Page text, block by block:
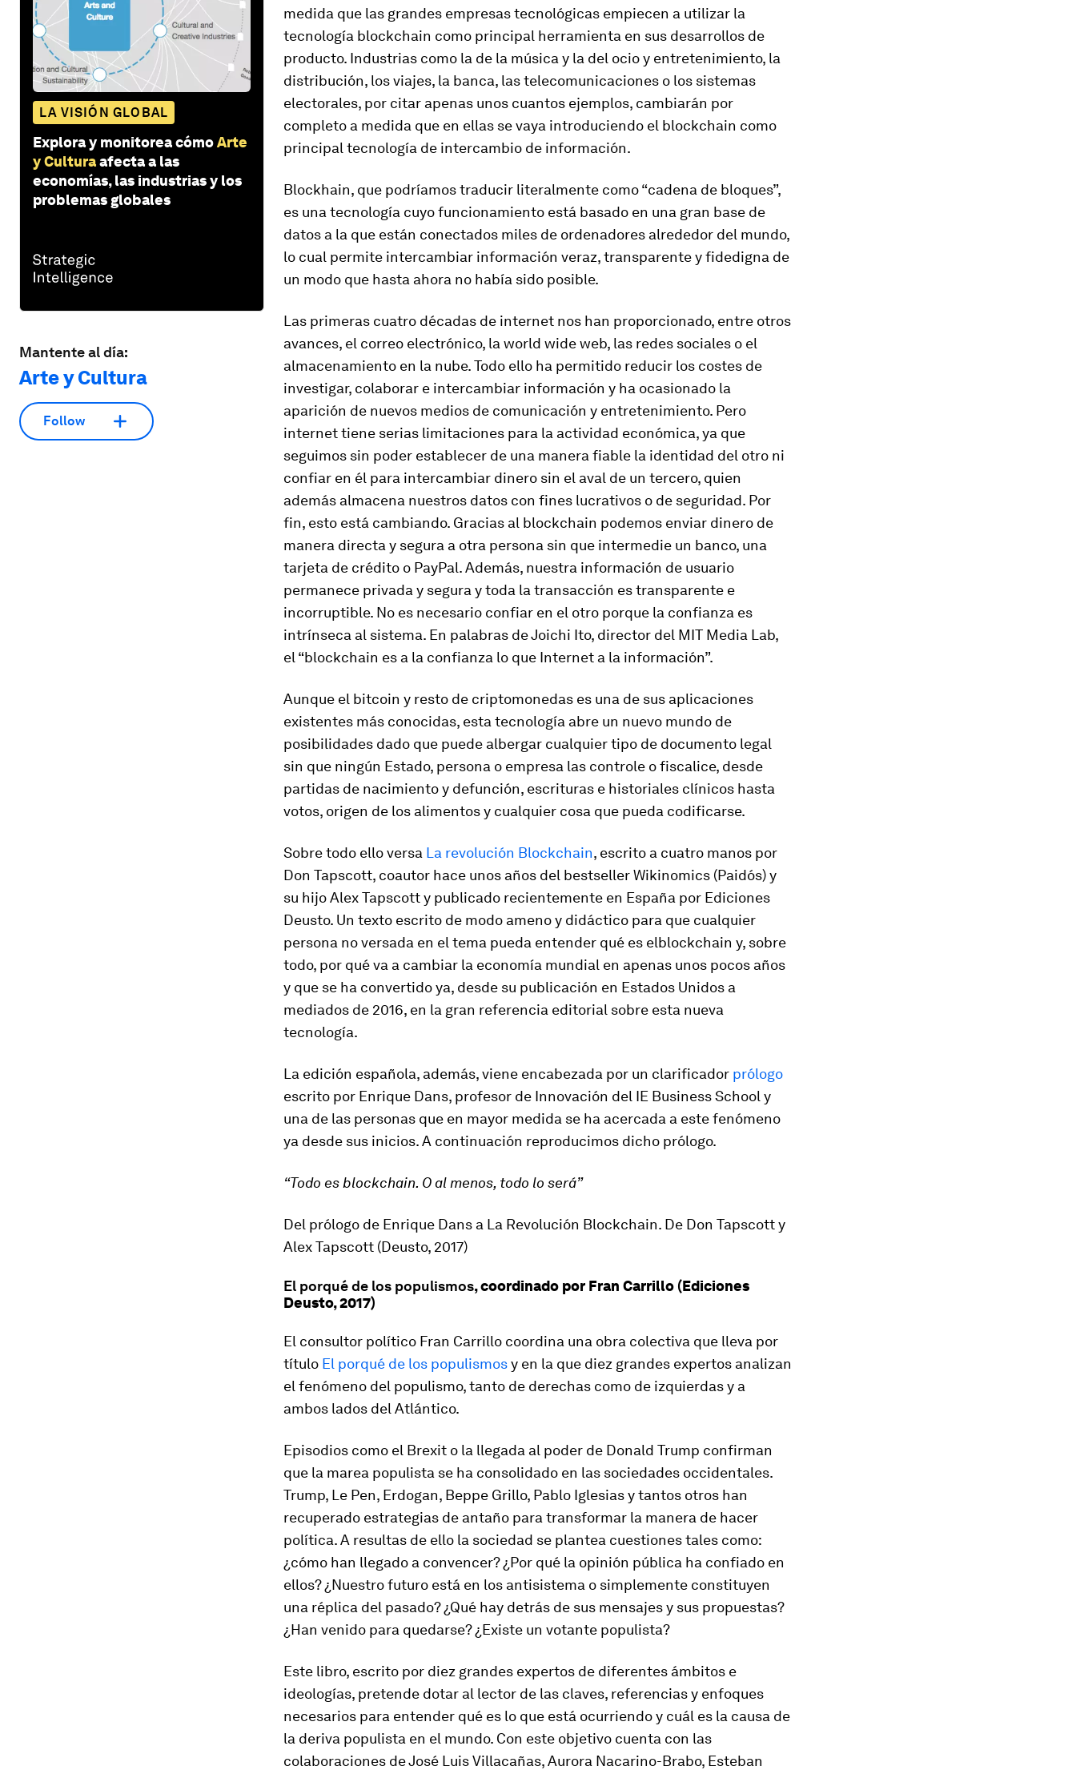
LA VISIÓN GLOBAL
Explora y monitorea cómoArte
y Culturaafecta a las
economías, las industrias y los
problemas globales
Mantente al día:
Arte y Cultura
Follow
medida que las grandes empresas tecnológicas empiecen a utilizar la
tecnología blockchain como principal herramienta en sus desarrollos de
producto. Industrias como la de la música y la del ocio y entretenimiento, la
distribución, los viajes, la banca, las telecomunicaciones o los sistemas
electorales, por citar apenas unos cuantos ejemplos, cambiarán por
completo a medida que en ellas se vaya introduciendo el blockchain como
principal tecnología de intercambio de información.
Blockhain, que podríamos traducir literalmente como “cadena de bloques”,
es una tecnología cuyo funcionamiento está basado en una gran base de
datos a la que están conectados miles de ordenadores alrededor del mundo,
lo cual permite intercambiar información veraz, transparente y fidedigna de
un modo que hasta ahora no había sido posible.
Las primeras cuatro décadas de internet nos han proporcionado, entre otros
avances, el correo electrónico, la world wide web, las redes sociales o el
almacenamiento en la nube. Todo ello ha permitido reducir los costes de
investigar, colaborar e intercambiar información y ha ocasionado la
aparición de nuevos medios de comunicación y entretenimiento. Pero
internet tiene serias limitaciones para la actividad económica, ya que
seguimos sin poder establecer de una manera fiable la identidad del otro ni
confiar en él para intercambiar dinero sin el aval de un tercero, quien
además almacena nuestros datos con fines lucrativos o de seguridad. Por
fin, esto está cambiando. Gracias al blockchain podemos enviar dinero de
manera directa y segura a otra persona sin que intermedie un banco, una
tarjeta de crédito o PayPal. Además, nuestra información de usuario
permanece privada y segura y toda la transacción es transparente e
incorruptible. No es necesario confiar en el otro porque la confianza es
intrínseca al sistema. En palabras de Joichi Ito, director del MIT Media Lab,
el “blockchain es a la confianza lo que Internet a la información”.
Aunque el bitcoin y resto de criptomonedas es una de sus aplicaciones
existentes más conocidas, esta tecnología abre un nuevo mundo de
posibilidades dado que puede albergar cualquier tipo de documento legal
sin que ningún Estado, persona o empresa las controle o fiscalice, desde
partidas de nacimiento y defunción, escrituras e historiales clínicos hasta
votos, origen de los alimentos y cualquier cosa que pueda codificarse.
Sobre todo ello versa La revolución Blockchain, escrito a cuatro manos por
Don Tapscott, coautor hace unos años del bestsellerWikinomics (Paidós) y
su hijo Alex Tapscott y publicado recientemente en España por Ediciones
Deusto. Un texto escrito de modo ameno y didáctico para que cualquier
persona no versada en el tema pueda entender qué es elblockchain y, sobre
todo, por qué va a cambiar la economía mundial en apenas unos pocos años
y que se ha convertido ya, desde su publicación en Estados Unidos a
mediados de 2016, en la gran referencia editorial sobre esta nueva
tecnología.
La edición española, además, viene encabezada por un clarificador prólogo
escrito por Enrique Dans, profesor de Innovación del IE Business School y
una de las personas que en mayor medida se ha acercada a este fenómeno
ya desde sus inicios. A continuación reproducimos dicho prólogo.
“Todo es blockchain. O al menos, todo lo será”
Del prólogo de Enrique Dans a La Revolución Blockchain. De Don Tapscott y
Alex Tapscott (Deusto, 2017)
El porqué de los populismos, coordinado por Fran Carrillo (Ediciones
Deusto, 2017)
El consultor político Fran Carrillo coordina una obra colectiva que lleva por
título El porqué de los populismosy en la que diez grandes expertos analizan
el fenómeno del populismo, tanto de derechas como de izquierdas y a
ambos lados del Atlántico.
Episodios como el Brexit o la llegada al poder de Donald Trump confirman
que la marea populista se ha consolidado en las sociedades occidentales.
Trump, Le Pen, Erdogan, Beppe Grillo, Pablo Iglesias y tantos otros han
recuperado estrategias de antaño para transformar la manera de hacer
política. A resultas de ello la sociedad se plantea cuestiones tales como:
¿cómo han llegado a convencer? ¿Por qué la opinión pública ha confiado en
ellos? ¿Nuestro futuro está en los antisistema o simplemente constituyen
una réplica del pasado? ¿Qué hay detrás de sus mensajes y sus propuestas?
¿Han venido para quedarse? ¿Existe un votante populista?
Este libro, escrito por diez grandes expertos de diferentes ámbitos e
ideologías, pretende dotar al lector de las claves, referencias y enfoques
necesarios para entender qué es lo que está ocurriendo y cuál es la causa de
la deriva populista en el mundo. Con este objetivo cuenta con las
colaboraciones de José Luis Villacañas, Aurora Nacarino-Brabo, Esteban